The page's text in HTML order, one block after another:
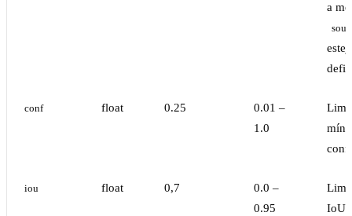
a
conf float 0.25
0.01 –
1.0
iou float 0,7
0.0 –
0.95
IoU